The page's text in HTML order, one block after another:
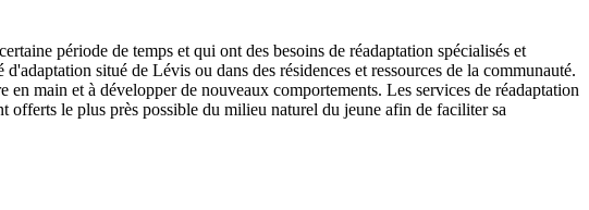
période de temps et qui ont des besoins de réadaptation spécialisés et
situé de Lévis ou dans des résidences et ressources de la communauté.
main et à développer de nouveaux comportements. Les services de réadaptation
offerts le plus près possible du milieu naturel du jeune afin de faciliter sa